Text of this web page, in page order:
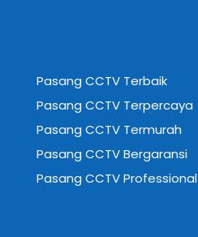
Pasang CCTV Terbaik
Pasang CCTV Terpercaya
Pasang CCTV Termurah
Pasang CCTV Bergaransi
Pasang CCTV Professional